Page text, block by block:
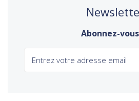
Abonnez-vous